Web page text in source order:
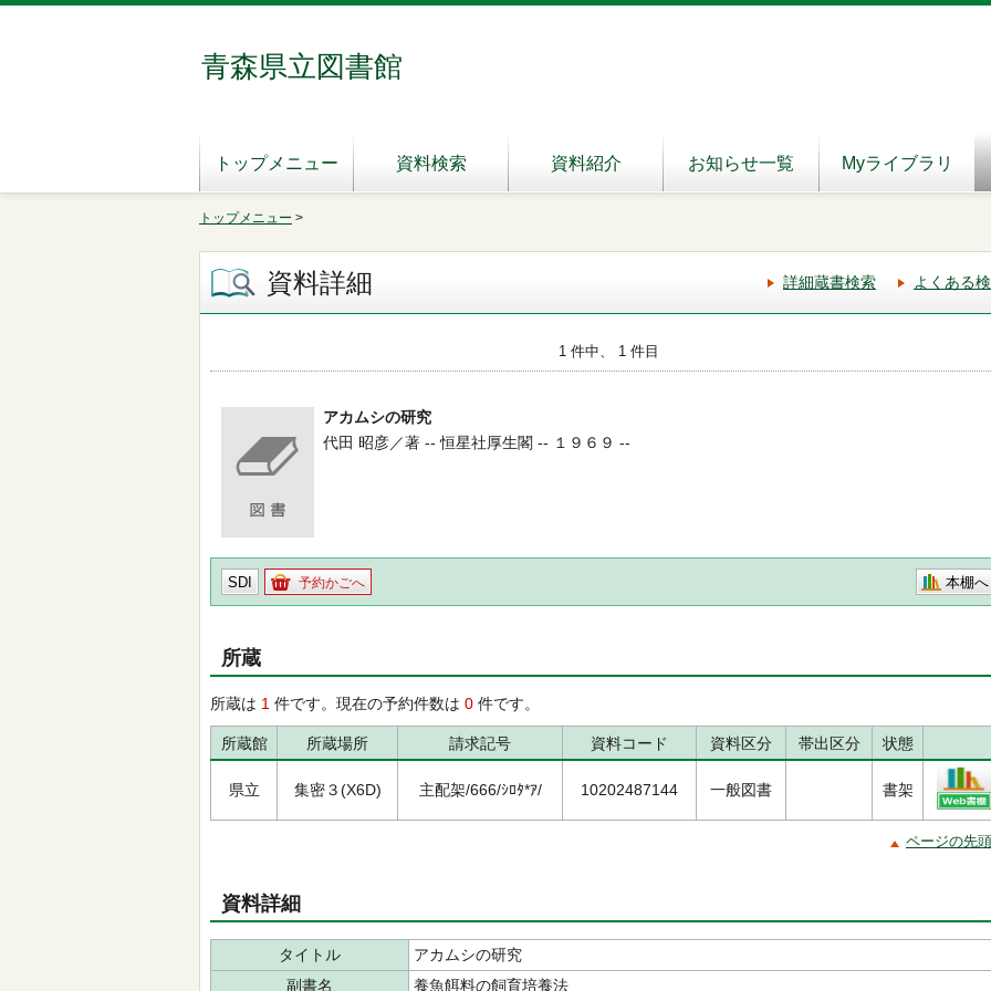
青森県立図書館
トップメニュー 資料検索 資料紹介 お知らせ一覧 Myライブラリ
トップメニュー >
資料詳細 詳細蔵書検索 よくある
1 件中、 1 件目
アカムシの研究
代田 昭彦／著 -- 恒星社厚生閣 -- １９６９ --
SDI 予約かごへ 本棚へ
所蔵
所蔵は 1 件です。現在の予約件数は 0 件です。
所蔵館 所蔵場所 請求記号 資料コード 資料区分 帯出区分 状態
県立 集密３(X6D) 主配架/666/ｼﾛﾀ*ｱ/ 10202487144 一般図書 書架
ページの先
資料詳細
タイトル
アカムシの研究
副書名
養魚餌料の飼育培養法